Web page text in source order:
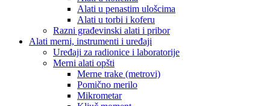
Alati u penastim ulošcima
Alati u torbi i koferu
Razni građevinski alati i pribor
Alati merni, instrumenti i uređaji
Uređaji za radionice i laboratorije
Merni alati opšti
Merne trake (metrovi)
Pomično merilo
Mikrometar